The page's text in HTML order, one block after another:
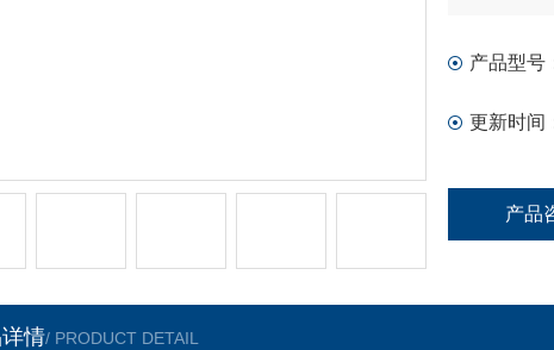
产品型号
更新时间
产品
情/ PRODUCT DETAIL